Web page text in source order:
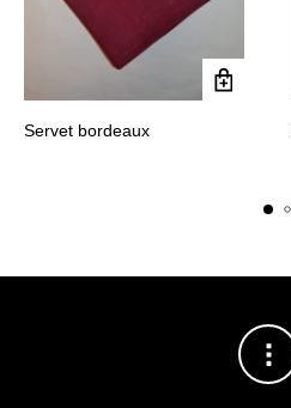
Servet bordeaux